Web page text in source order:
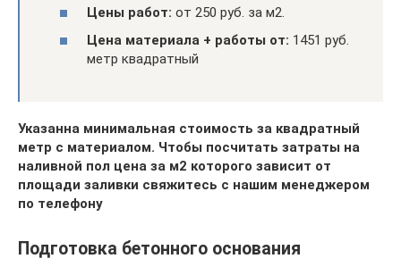
Цены работ: от 250 руб. за м2.
Цена материала + работы от: 1451 руб.
метр квадратный
Указанна минимальная стоимость за квадратный
метр с материалом. Чтобы посчитать затраты на
наливной пол цена за м2 которого зависит от
площади заливки свяжитесь с нашим менеджером
по телефону
Подготовка бетонного основания